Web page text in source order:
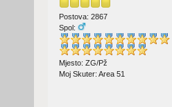
Postova: 2867
Spol:
Mjesto: ZG/Pž
Moj Skuter: Area 51